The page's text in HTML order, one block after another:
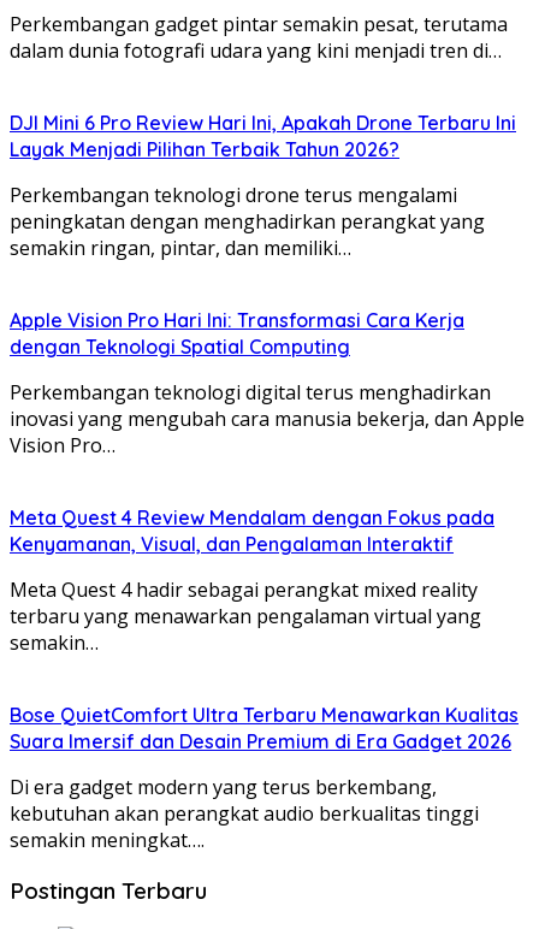
Perkembangan gadget pintar semakin pesat, terutama
dalam dunia fotografi udara yang kini menjadi tren di…
DJI Mini 6 Pro Review Hari Ini, Apakah Drone Terbaru Ini
Layak Menjadi Pilihan Terbaik Tahun 2026?
Perkembangan teknologi drone terus mengalami
peningkatan dengan menghadirkan perangkat yang
semakin ringan, pintar, dan memiliki…
Apple Vision Pro Hari Ini: Transformasi Cara Kerja
dengan Teknologi Spatial Computing
Perkembangan teknologi digital terus menghadirkan
inovasi yang mengubah cara manusia bekerja, dan Apple
Vision Pro…
Meta Quest 4 Review Mendalam dengan Fokus pada
Kenyamanan, Visual, dan Pengalaman Interaktif
Meta Quest 4 hadir sebagai perangkat mixed reality
terbaru yang menawarkan pengalaman virtual yang
semakin…
Bose QuietComfort Ultra Terbaru Menawarkan Kualitas
Suara Imersif dan Desain Premium di Era Gadget 2026
Di era gadget modern yang terus berkembang,
kebutuhan akan perangkat audio berkualitas tinggi
semakin meningkat….
Postingan Terbaru